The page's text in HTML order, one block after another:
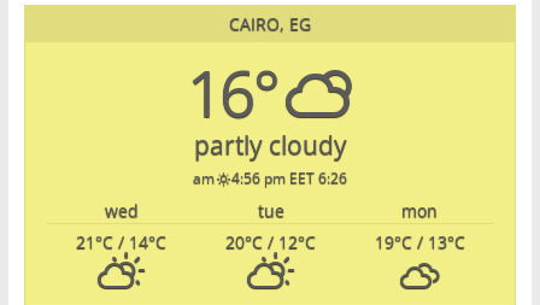
CAIRO, EG
16°
partly cloudy
6:26 am
4:56 pm EET
mon
tue
wed
19°C/ 13°C
20°C / 12°C
21°C / 14°C